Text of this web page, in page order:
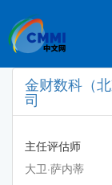
金财数科（
司
主任评估师
大卫·萨内蒂